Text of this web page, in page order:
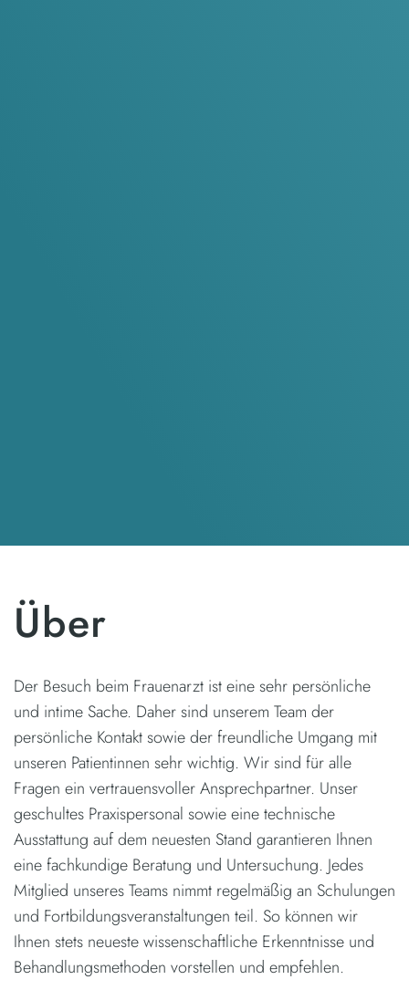
Über
Der Besuch beim Frauenarzt ist eine sehr persönliche
und intime Sache. Daher sind unserem Team der
persönliche Kontakt sowie der freundliche Umgang mit
unseren Patientinnen sehr wichtig. Wir sind für alle
Fragen ein vertrauensvoller Ansprechpartner. Unser
geschultes Praxispersonal sowie eine technische
Ausstattung auf dem neuesten Stand garantieren Ihnen
eine fachkundige Beratung und Untersuchung. Jedes
Mitglied unseres Teams nimmt regelmäßig an Schulungen
und Fortbildungsveranstaltungen teil. So können wir
Ihnen stets neueste wissenschaftliche Erkenntnisse und
Behandlungsmethoden vorstellen und empfehlen.